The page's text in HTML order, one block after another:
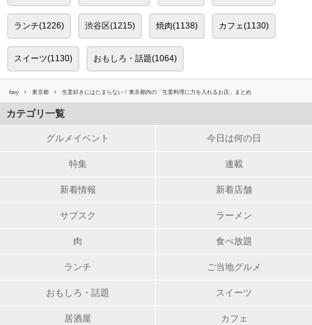
ランチ(1226) 渋谷区(1215) 焼肉(1138) カフェ(1130)
スイーツ(1130) おもしろ・話題(1064)
favy 東京都 生姜好きにはたまらない！東京都内の「生姜料理に力を入れるお店」まとめ
カテゴリ一覧
グルメイベント 今日は何の日
特集 連載
新着情報 新着店舗
サブスク ラーメン
肉 食べ放題
ランチ ご当地グルメ
おもしろ・話題 スイーツ
居酒屋 カフェ